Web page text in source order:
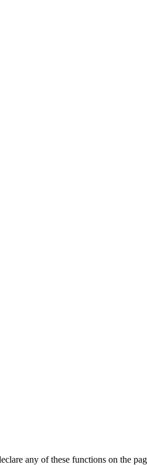
any of these functions on the